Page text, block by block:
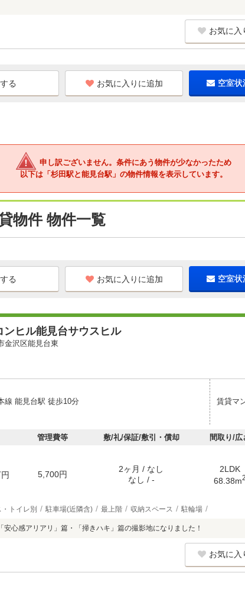
お気に入
お気に入りに追加 空室状
申し訳ございません。条件にあう物件が少なかったため
以下は「杉田駅と能見台駅」の物件情報を表示しています。
物件 物件一覧
お気に入りに追加 空室状
ンヒル能見台サウスヒル
金沢区能見台東
線 能見台駅 徒歩10分 賃貸マ
管理費等 敷/礼/保証/敷引・償却 間取り/広
5,700円
2ヶ月 / なし
なし / -
2LDK
68.38m2
トイレ別 駐車場(近隣含) 最上階 収納スペース 駐輪場
安心感アリアリ」篇・「掃きハキ」篇の撮影地になりました！
お気に入